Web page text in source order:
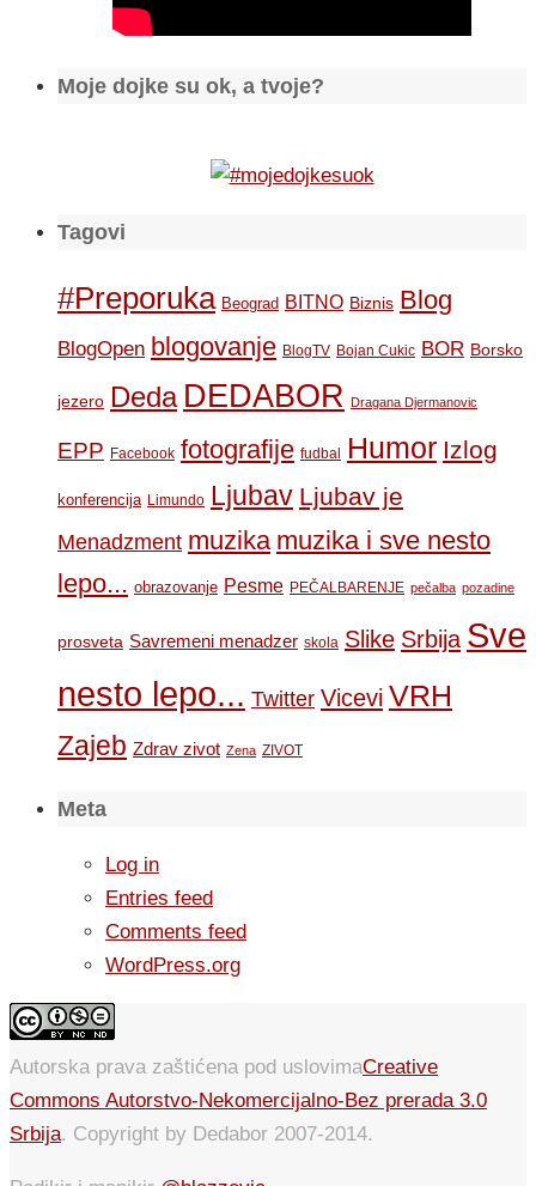
Moje dojke su ok, a tvoje?
Tagovi
#Preporuka Beograd BITNO Biznis Blog
BlogOpen blogovanje BlogTV Bojan Cukic BOR Borsko
jezero Deda DEDABOR Dragana Djermanovic
EPP Facebook fotografije fudbal Humor Izlog
konferencija Limundo Ljubav Ljubav je
Menadzment muzika muzika i sve nesto
lepo... obrazovanje Pesme PEČALBARENJE pečalba pozadine
prosveta Savremeni menadzer skola Slike Srbija Sve
nesto lepo... Twitter Vicevi VRH
Zajeb Zdrav zivot Zena ZIVOT
Meta
Log in
Entries feed
Comments feed
WordPress.org
Autorska prava zaštićena pod uslovimaCreative
Commons Autorstvo-Nekomercijalno-Bez prerada 3.0
Srbija. Copyright by Dedabor 2007-2014.